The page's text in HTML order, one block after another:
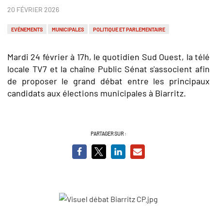
20 FÉVRIER 2026
EVÉNEMENTS MUNICIPALES POLITIQUE ET PARLEMENTAIRE
Mardi 24 février à 17h, le quotidien Sud Ouest, la télé
locale TV7 et la chaîne Public Sénat s'associent afin
de proposer le grand débat entre les principaux
candidats aux élections municipales à Biarritz.
PARTAGER SUR :